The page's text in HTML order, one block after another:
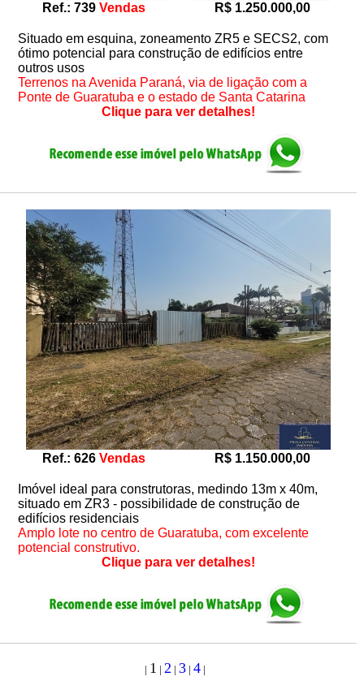
Ref.: 739 Vendas R$ 1.250.000,00
Situado em esquina, zoneamento ZR5 e SECS2, com
ótimo potencial para construção de edifícios entre
outros usos
Terrenos na Avenida Paraná, via de ligação com a
Ponte de Guaratuba e o estado de Santa Catarina
Clique para ver detalhes!
Ref.: 626 Vendas R$ 1.150.000,00
Imóvel ideal para construtoras, medindo 13m x 40m,
situado em ZR3 - possibilidade de construção de
edifícios residenciais
Amplo lote no centro de Guaratuba, com excelente
potencial construtivo.
Clique para ver detalhes!
| 1 | 2 | 3| 4|